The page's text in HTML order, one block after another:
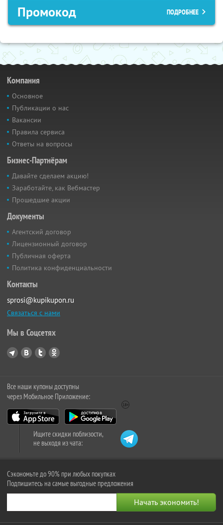
Промокод ПОДРОБНЕЕ
Компания
Основное
Публикации о нас
Вакансии
Правила сервиса
Ответы на вопросы
Бизнес-Партнёрам
Давайте сделаем акцию!
Заработайте, как Вебмастер
Прошедшие акции
Документы
Агентский договор
Лицензионный договор
Публичная оферта
Политика конфиденциальности
Контакты
sprosi@kupikupon.ru
Связаться с нами
Мы в Соцсетях
Все наши купоны доступны
через Мобильное Приложение:
Ищите скидки поблизости,
не выходя из чата:
Сэкономьте до 90% при любых покупках
Подпишитесь на самые выгодные предложения